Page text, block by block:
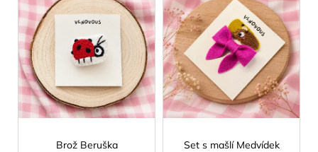
Brož Beruška Set s mašlí Medvídek
D
o
p
o
r